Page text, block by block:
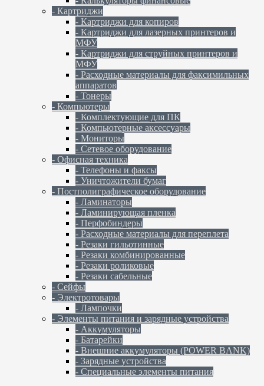
- Картриджи
- Картриджи для копиров
- Картриджи для лазерных принтеров и
МФУ
- Картриджи для струйных принтеров и
МФУ
- Расходные материалы для факсимильных
аппаратов
- Тонеры
- Компьютеры
- Комплектующие для ПК
- Компьютерные аксессуары
- Мониторы
- Сетевое оборудование
- Офисная техника
- Телефоны и факсы
- Уничтожители бумаг
- Постполиграфическое оборудование
- Ламинаторы
- Ламинирующая пленка
- Перфобиндеры
- Расходные материалы для переплета
- Резаки гильотинные
- Резаки комбинированные
- Резаки роликовые
- Резаки сабельные
- Сейфы
- Электротовары
- Лампочки
- Элементы питания и зарядные устройства
- Аккумуляторы
- Батарейки
- Внешние аккумуляторы (POWER BANK)
- Зарядные устройства
- Специальные элементы питания